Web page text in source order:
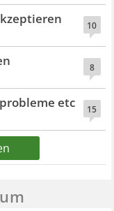
10
8
15
etc